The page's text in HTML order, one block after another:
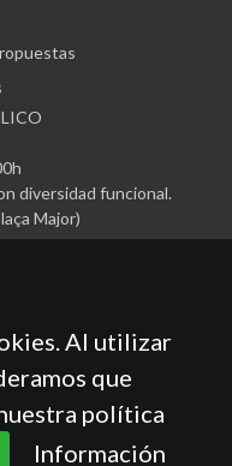
diversidad funcional.
Major)
Servicios y
Al utilizar
que
política
Información